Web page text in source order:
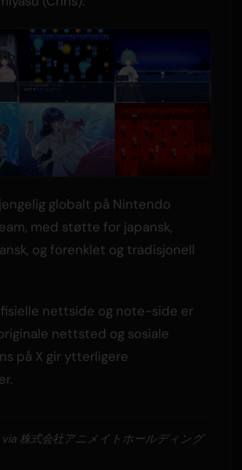
globalt på Nintendo
med støtte for japansk,
og forenklet og tradisjonell
nettside og note-side er
nettsted og sosiale
på X gir ytterligere
株式会社アニメイトホールディング